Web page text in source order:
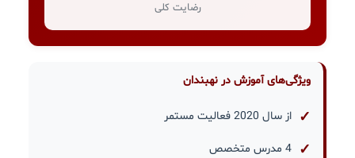
رضایت کلی
ویژگی‌های آموزش در نهبندان
از سال 2020 فعالیت مستمر
4 مدرس متخصص